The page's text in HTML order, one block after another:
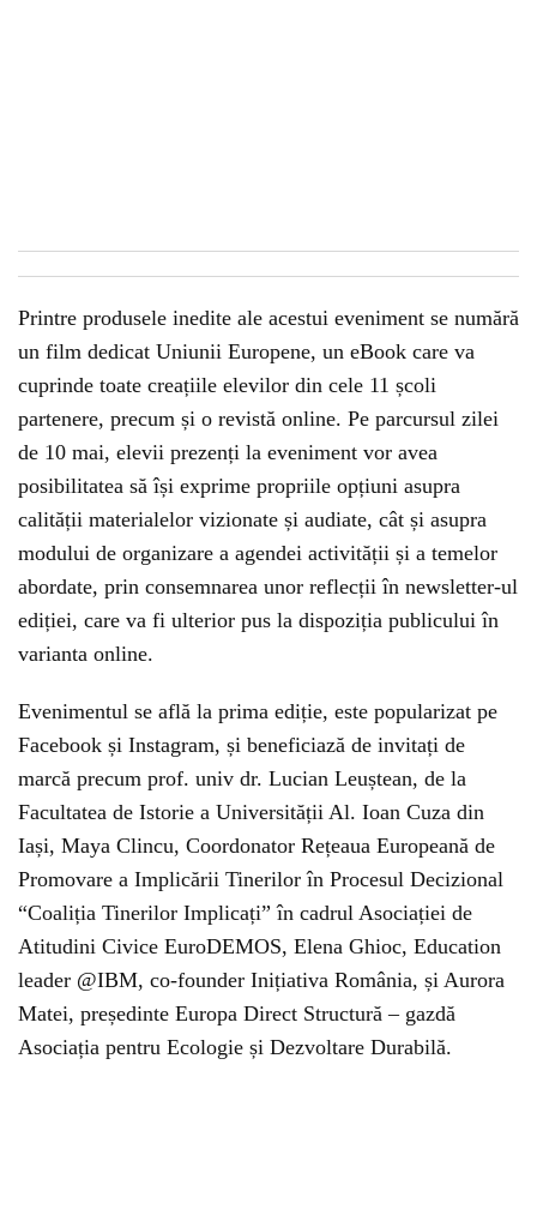
Printre produsele inedite ale acestui eveniment se numără
un film dedicat Uniunii Europene, un eBook care va
cuprinde toate creațiile elevilor din cele 11 școli
partenere, precum și o revistă online. Pe parcursul zilei
de 10 mai, elevii prezenți la eveniment vor avea
posibilitatea să își exprime propriile opțiuni asupra
calității materialelor vizionate și audiate, cât și asupra
modului de organizare a agendei activității și a temelor
abordate, prin consemnarea unor reflecții în newsletter-ul
ediției, care va fi ulterior pus la dispoziția publicului în
varianta online.
Evenimentul se află la prima ediție, este popularizat pe
Facebook și Instagram, și beneficiază de invitați de
marcă precum prof. univ dr. Lucian Leuștean, de la
Facultatea de Istorie a Universității Al. Ioan Cuza din
Iași, Maya Clincu, Coordonator Rețeaua Europeană de
Promovare a Implicării Tinerilor în Procesul Decizional
“Coaliția Tinerilor Implicați” în cadrul Asociației de
Atitudini Civice EuroDEMOS, Elena Ghioc, Education
leader @IBM, co-founder Inițiativa România, și Aurora
Matei, președinte Europa Direct Structură – gazdă
Asociația pentru Ecologie și Dezvoltare Durabilă.